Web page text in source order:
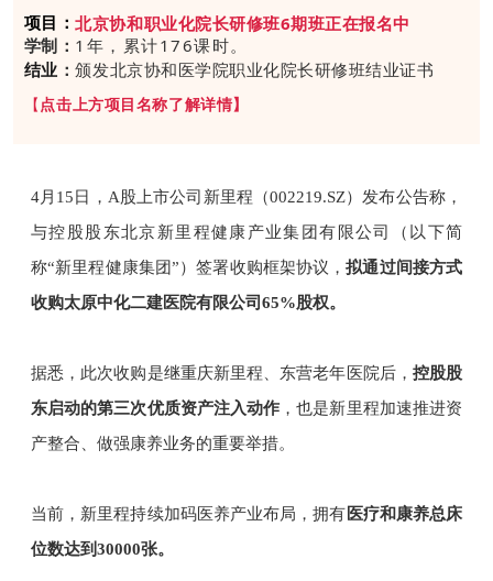
项目：北京协和职业化院长研修班6期班正在报名中
学制： 1年，累计176课时。
结业 ：颁发北京协和医学院职业化院长研修班结业证书
【点击上方项目名称了解详情】
4月15日，A股上市公司新里程（002219.SZ）发布公告称，
与控股股东北京新里程健康产业集团有限公司（以下简
称“新里程健康集团”）签署收购框架协议，拟通过间接方式
收购太原中化二建医院有限公司65%股权。
据悉，此次收购是继重庆新里程、东营老年医院后， 控股股
东启动的第三次优质资产注入动作 ，也是新里程加速推进资
产整合、做强康养业务的重要举措。
当前，新里程持续加码医养产业布局，拥有医疗和康养总床
位数达到30000张。